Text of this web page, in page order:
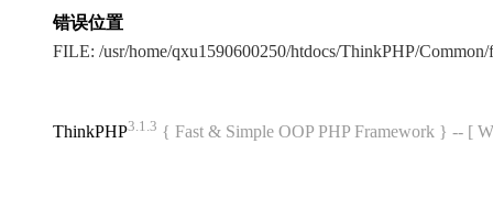
错误位置
FILE: /usr/home/qxu1590600250/htdocs/ThinkPHP/
ThinkPHP3.1.3 { Fast & Simple OOP PHP Framework } -- [